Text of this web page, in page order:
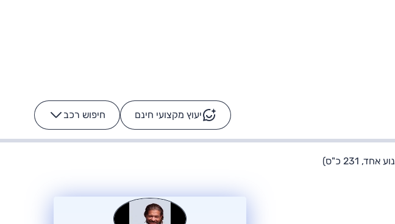
יעוץ מקצועי חינם חיפוש רכב -
רכבי הסלבס: על מה נוסע
הרכב לא מתקלקל. המסך
כן